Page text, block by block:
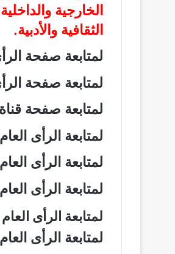
الخارجية
الثقافية والأدبية.
لمتابعة صفحة
لمتابعة صفحة
لمتابعة صفحة
لمتابعة الرأى
لمتابعة الرأى
لمتابعة الرأى
لمتابعة الرأى
لمتابعة الرأى